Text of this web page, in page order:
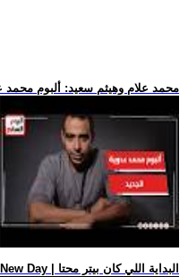
.. محمد علام وهيثم سعيد: ألبوم محمد
.. فيلم Spider-Man: Brand New Day | البداية اللي كان بيتر محتا